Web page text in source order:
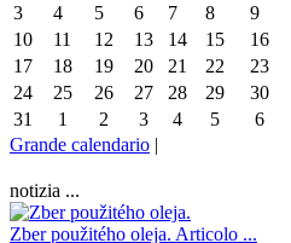
3
4 5 6 7 8
9
10
11 12 13 14 15
16
17
18 19 20 21 22
23
24
25 26 27 28 29
30
31
1 2 3 4 5
6
Grande calendario |
notizia ...
Zber použitého oleja. Articolo ...